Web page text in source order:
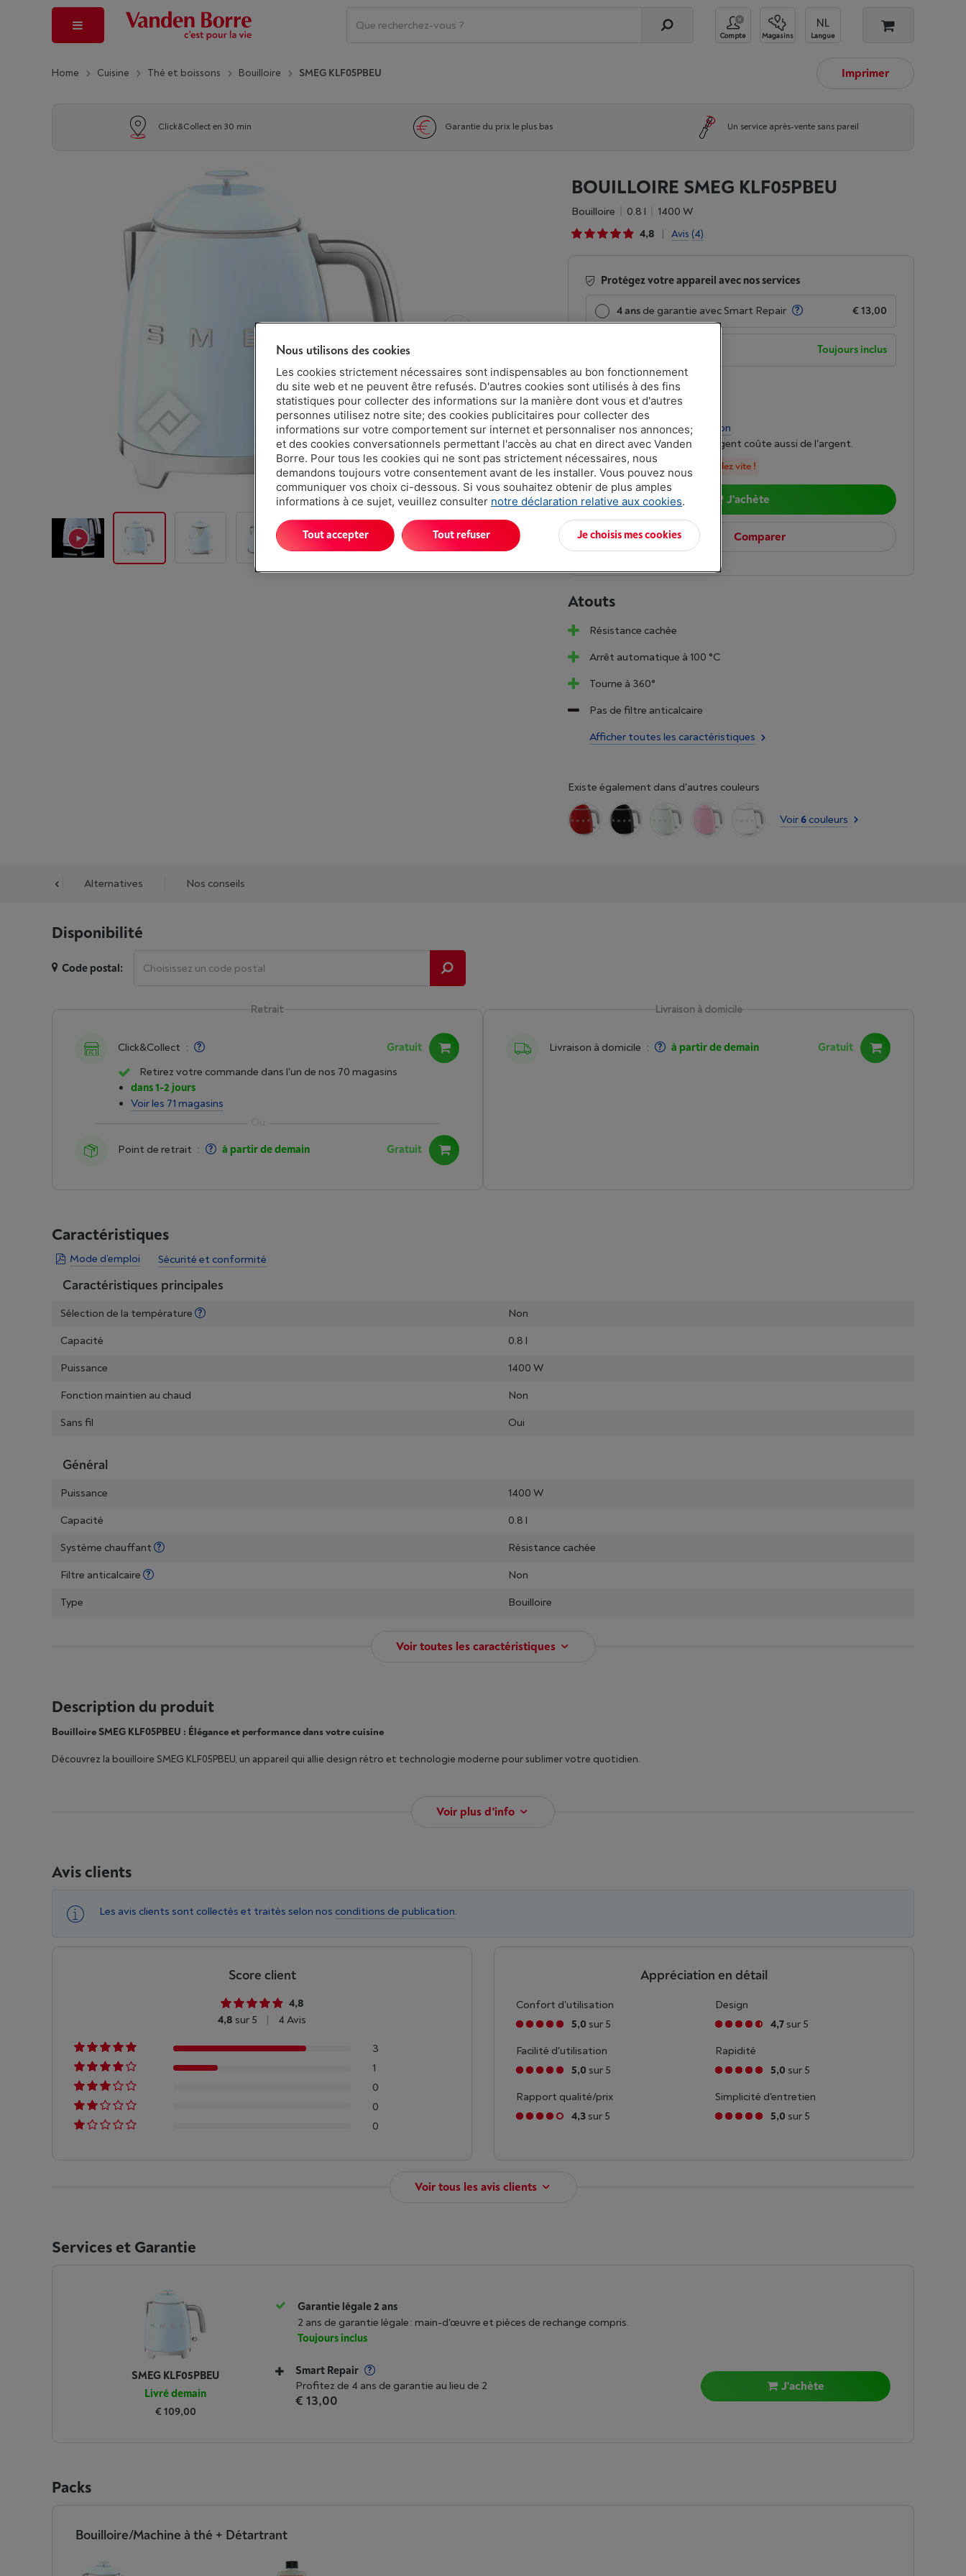
Compte Magasins Langue
Home Cuisine Thé et boissons Bouilloire SMEG KLF05PBEU Imprimer
Click&Collect en 30 min Garantie du prix le plus bas Un service après-vente sans pareil
BOUILLOIRE SMEG KLF05PBEU
Bouilloire 0.8 l
1400 W
4,8
| Avis (4)
Protégez votre appareil avec nos services
4 ans de garantie avec Smart Repair € 13,00
Toujours inclus
Livré demain-Voir le stock
€ 109,00
Oupayer par mois-Simulation
Attention, emprunter de l'argent coûte aussi de l'argent.
Moins de 5 en stock, commandez vite !
J'achète
Comparer
Atouts
Résistance cachée
Arrêt automatique à 100 °C
Tourne à 360°
Pas de filtre anticalcaire
Afficher toutes les caractéristiques
Existe également dans d'autres couleurs
Voir6couleurs
Alternatives Nos conseils
Disponibilité
Code postal:
Livraison à domicile
Livraison à domicile : à partir de demain Gratuit
Retrait
Click&Collect :
Gratuit
Retirez votre commande dans l'un de nos 70 magasins
dans 1-2 jours
Voir les 71 magasins
Point de retrait : à partir de demain Gratuit
Caractéristiques
Mode d’emploi Sécurité et conformité
Caractéristiques principales
Sélection de la température
Non
Capacité
0.8 l
Puissance
1400 W
Fonction maintien au chaud
Non
Sans fil
Oui
Général
Puissance
1400 W
Capacité
0.8 l
Système chauffant
Résistance cachée
Filtre anticalcaire
Non
Type
Bouilloire
Voir toutes les caractéristiques
Description du produit
Bouilloire SMEG KLF05PBEU : Élégance et performance dans votre cuisine
Découvrez la bouilloire SMEG KLF05PBEU, un appareil qui allie design rétro et technologie moderne pour sublimer votre quotidien.
Voir plus d'info
Avis clients
Les avis clients sont collectés et traités selon nos conditions de publication.
Score client
4,8
4,8 sur 5 | 4 Avis
3
1
0
0
0
Appréciation en détail
Confort d'utilisation
5,0 sur 5
Design
4,7sur 5
Facilité d'utilisation
5,0 sur 5
Rapidité
5,0 sur 5
Rapport qualité/prix
4,3 sur 5
Simplicité d'entretien
5,0 sur 5
Voir tous les avis clients
Services et Garantie
SMEG KLF05PBEU
Livré demain
€ 109,00
Garantie légale 2 ans
2 ans de garantie légale : main-d'œuvre et pièces de rechange compris.
Toujours inclus
Smart Repair
Profitez de 4 ans de garantie au lieu de 2
€ 13,00
J'achète
Packs
Bouilloire/Machine à thé + Détartrant
Nous utilisons des cookies
Les cookies strictement nécessaires sont indispensables au bon fonctionnement
du site web et ne peuvent être refusés. D'autres cookies sont utilisés à des fins
statistiques pour collecter des informations sur la manière dont vous et d'autres
personnes utilisez notre site; des cookies publicitaires pour collecter des
informations sur votre comportement sur internet et personnaliser nos annonces;
et des cookies conversationnels permettant l'accès au chat en direct avec Vanden
Borre. Pour tous les cookies qui ne sont pas strictement nécessaires, nous
demandons toujours votre consentement avant de les installer. Vous pouvez nous
communiquer vos choix ci-dessous. Si vous souhaitez obtenir de plus amples
informations à ce sujet, veuillez consulter notre déclaration relative aux cookies.
Je choisis mes cookies
Tout refuser
Tout accepter